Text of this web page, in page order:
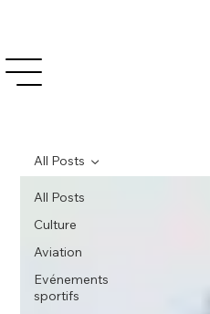
All Posts
Culture
Aviation
Evénements
sportifs
All Posts